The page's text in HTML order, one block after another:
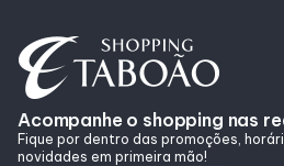
Acompanhe o shopping nas
Fique por dentro das promoções,
novidades em primeira mão!